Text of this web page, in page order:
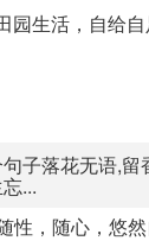
园生活，自给
子落花无语,留
...
性，随心，悠